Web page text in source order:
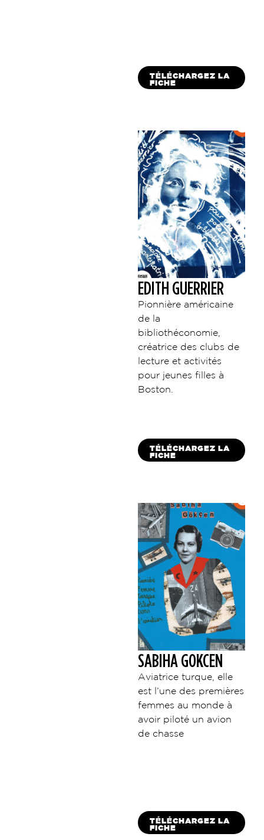
TÉLÉCHARGEZ LA
FICHE
EDITH GUERRIER
Pionnière américaine
de la
bibliothéconomie,
créatrice des clubs de
lecture et activités
pour jeunes filles à
Boston.
TÉLÉCHARGEZ LA
FICHE
SABIHA GOKCEN
Aviatrice turque, elle
est l’une des premières
femmes au monde à
avoir piloté un avion
de chasse
TÉLÉCHARGEZ LA
FICHE